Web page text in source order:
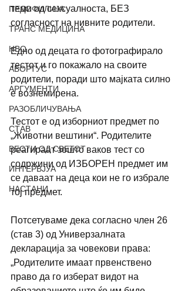
ПЕДОФИЛИЈА
ТРАНС МЕДИЦИНА
НВО
АБОРТУС
АРГУМЕНТИ
РАЗОБЛИЧУВАЊА
СТАВ
ВЕСТИ ОД СВЕТОТ
ИНТЕРВЈУА
НАСТАНИ
теми од сексуалноста, БЕЗ
согласност на нивните родители.
Едно од децата го фотографирало
тестот и го покажало на своите
родители, поради што мајката силно
е вознемирена.
Тестот е од изборниот предмет по
„Животни вештини“. Родителите
реагираат зошто ваков тест со
содржини од ИЗБОРЕН предмет им
се даваат на деца кои не го избрале
тој предмет.
Потсетуваме дека согласно член 26
(став 3) од Универзалната
декларација за човекови права:
„Родителите имаат првенствено
право да го изберат видот на